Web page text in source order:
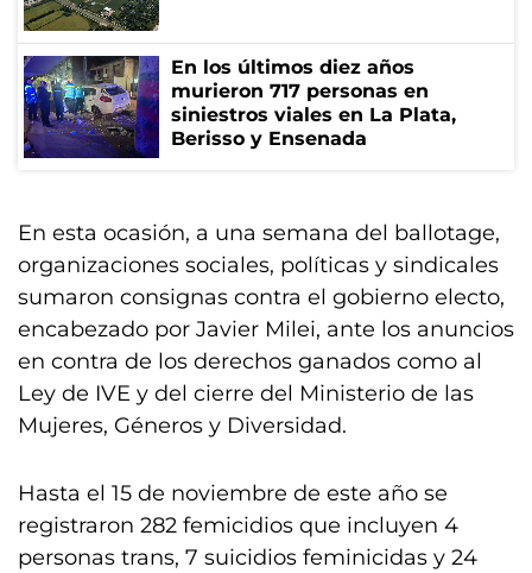
En los últimos diez años
murieron 717 personas en
siniestros viales en La Plata,
Berisso y Ensenada
En esta ocasión, a una semana del ballotage,
organizaciones sociales, políticas y sindicales
sumaron consignas contra el gobierno electo,
encabezado por Javier Milei, ante los anuncios
en contra de los derechos ganados como al
Ley de IVE y del cierre del Ministerio de las
Mujeres, Géneros y Diversidad.
Hasta el 15 de noviembre de este año se
registraron 282 femicidios que incluyen 4
personas trans, 7 suicidios feminicidas y 24